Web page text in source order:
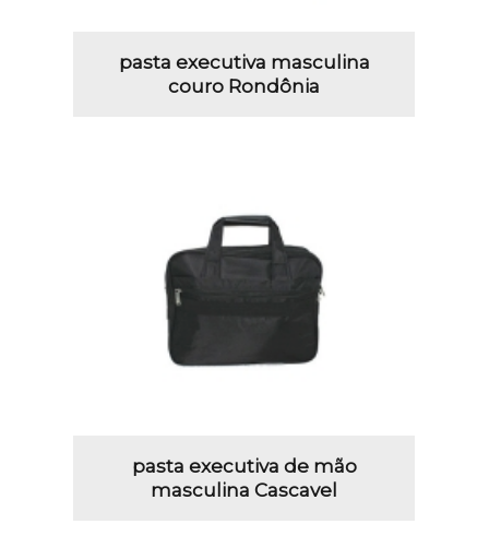
pasta executiva masculina
couro Rondônia
pasta executiva de mão
masculina Cascavel